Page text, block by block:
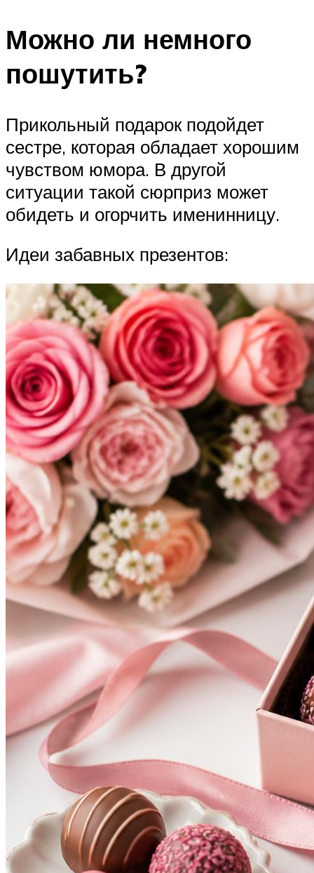
Можно ли немного
пошутить?
Прикольный подарок подойдет
сестре, которая обладает хорошим
чувством юмора. В другой
ситуации такой сюрприз может
обидеть и огорчить именинницу.
Идеи забавных презентов: